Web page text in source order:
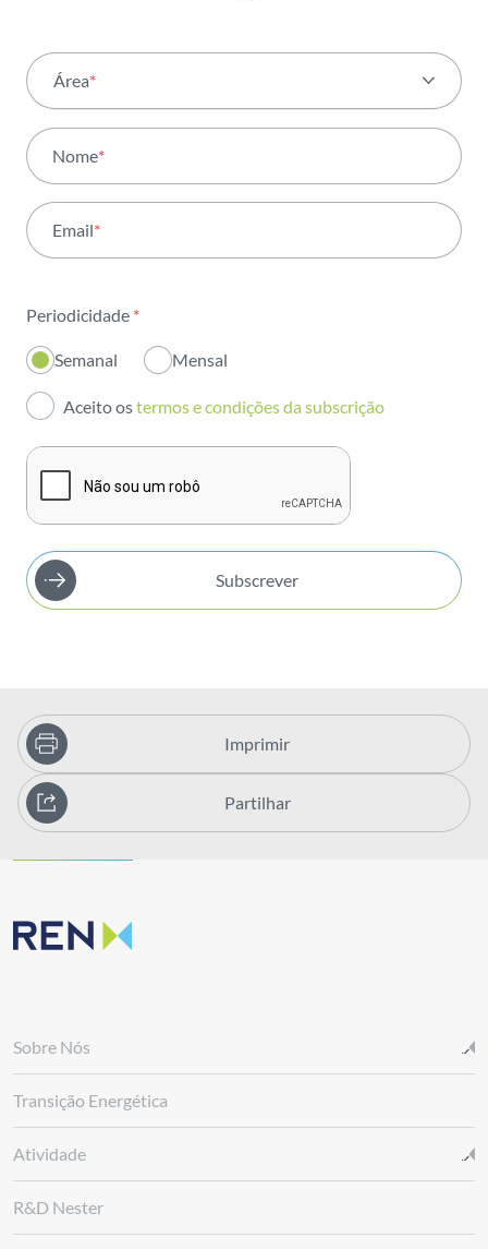
Área*
Atividade
Institucional
Inovação
Investidores
Publicações
Nome*
Email*
Periodicidade *
Semanal Mensal
Aceito ostermos e condições da subscrição
Subscrever
Imprimir
Partilhar
Sobre Nós
Transição Energética
Atividade
R&D Nester